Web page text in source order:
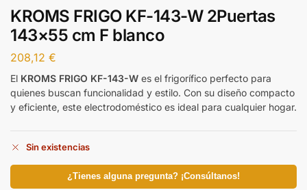
KROMS FRIGO KF-143-W 2Puertas
143×55 cm F blanco
208,12 €
El KROMS FRIGO KF-143-W es el frigorífico perfecto para
quienes buscan funcionalidad y estilo. Con su diseño compacto
y eficiente, este electrodoméstico es ideal para cualquier hogar.
Sin existencias
¿Tienes alguna pregunta? ¡Consúltanos!